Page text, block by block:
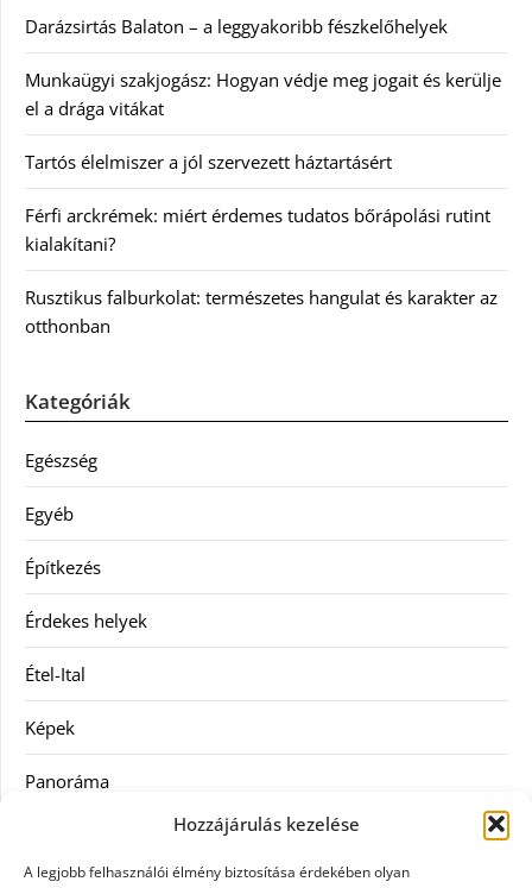
Hozzájárulás kezelése
A legjobb felhasználói élmény biztosítása érdekében olyan
Darázsirtás Balaton – a leggyakoribb fészkelőhelyek
Munkaügyi szakjogász: Hogyan védje meg jogait és kerülje
el a drága vitákat
Tartós élelmiszer a jól szervezett háztartásért
Férfi arckrémek: miért érdemes tudatos bőrápolási rutint
kialakítani?
Rusztikus falburkolat: természetes hangulat és karakter az
otthonban
Kategóriák
Egészség
Egyéb
Építkezés
Érdekes helyek
Étel-Ital
Képek
Panoráma